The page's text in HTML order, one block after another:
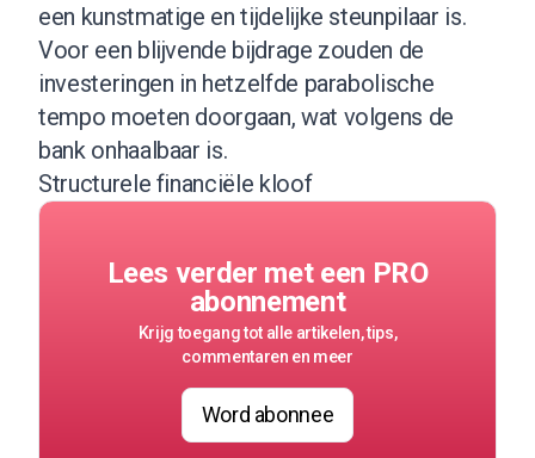
een kunstmatige en tijdelijke steunpilaar is.
Voor een blijvende bijdrage zouden de
investeringen in hetzelfde parabolische
tempo moeten doorgaan, wat volgens de
bank onhaalbaar is.
Structurele financiële kloof
Lees verder met een PRO
abonnement
Krijg toegang tot alle artikelen, tips,
commentaren en meer
Word abonnee